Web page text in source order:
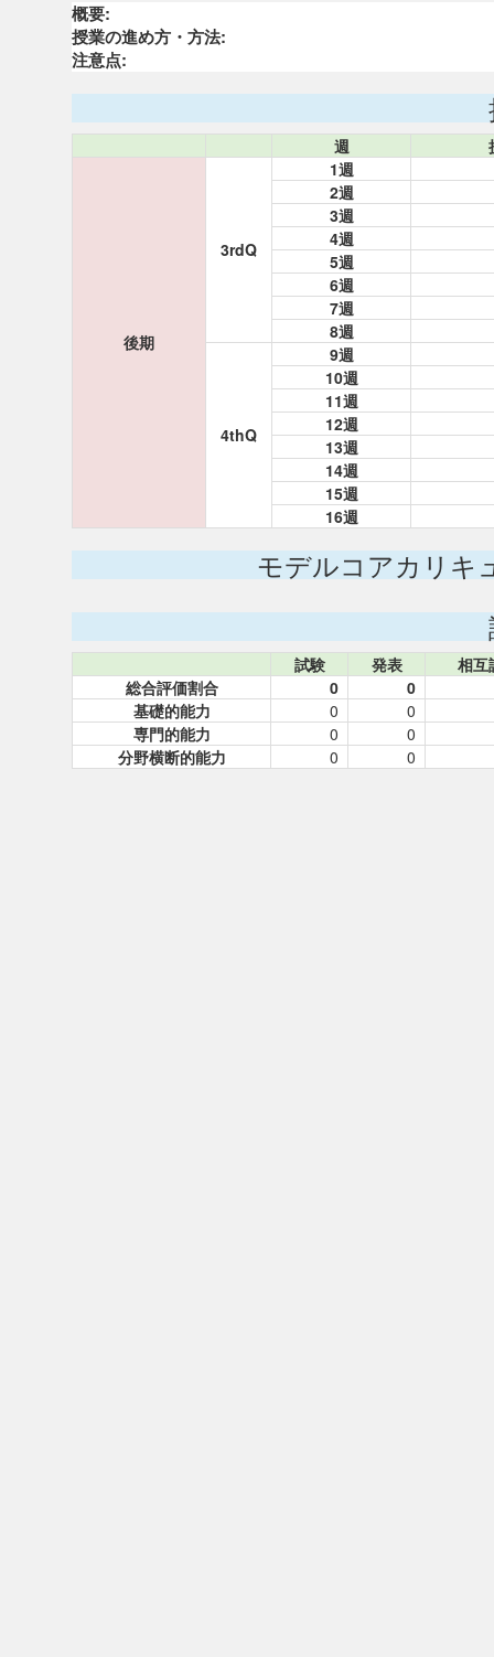
概要:
授業の進め方・方法:
注意点:
週
後期
3rdQ
1週
2週
3週
4週
5週
6週
7週
8週
4thQ
9週
10週
11週
12週
13週
14週
15週
16週
モデルコアカリキ
試験 発表
相互
総合評価割合
0
0
基礎的能力
0
0
専門的能力
0
0
分野横断的能力
0 0